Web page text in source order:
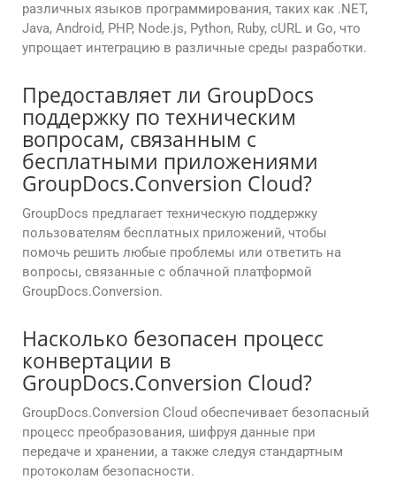
различных языков программирования, таких как .NET,
Java, Android, PHP, Node.js, Python, Ruby, cURL и Go, что
упрощает интеграцию в различные среды разработки.
Предоставляет ли GroupDocs
поддержку по техническим
вопросам, связанным с
бесплатными приложениями
GroupDocs.Conversion Cloud?
GroupDocs предлагает техническую поддержку
пользователям бесплатных приложений, чтобы
помочь решить любые проблемы или ответить на
вопросы, связанные с облачной платформой
GroupDocs.Conversion.
Насколько безопасен процесс
конвертации в
GroupDocs.Conversion Cloud?
GroupDocs.Conversion Cloud обеспечивает безопасный
процесс преобразования, шифруя данные при
передаче и хранении, а также следуя стандартным
протоколам безопасности.